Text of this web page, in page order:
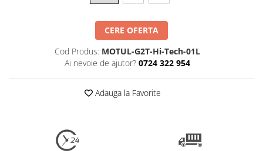
CERE OFERTA
Cod Produs: MOTUL-G2T-Hi-Tech-01L
Ai nevoie de ajutor? 0724 322 954
Adauga la Favorite